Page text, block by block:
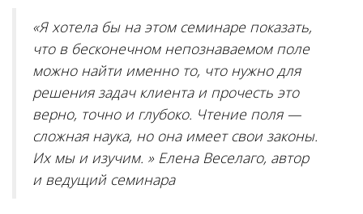
«Я хотела бы на этом семинаре показать,
что в бесконечном непознаваемом поле
можно найти именно то, что нужно для
решения задач клиента и прочесть это
верно, точно и глубоко. Чтение поля —
сложная наука, но она имеет свои законы.
Их мы и изучим. » Елена Веселаго, автор
и ведущий семинара